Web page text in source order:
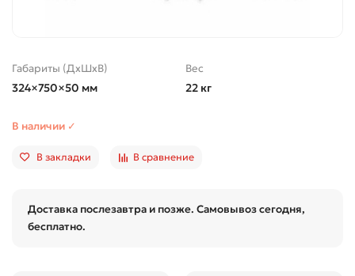
Габариты (ДхШхВ)
324×750×50 мм
Вес
22 кг
В наличии ✓
В закладки В сравнение
Доставка послезавтра и позже. Самовывоз сегодня,
бесплатно.